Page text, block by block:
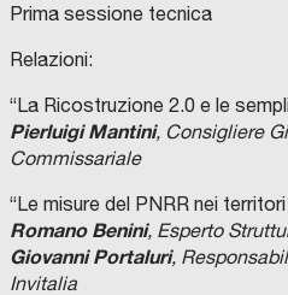
Prima sessione tecnica
Relazioni:
“La Ricostruzione 2.0 e le
Pierluigi Mantini, Consigliere
Commissariale
“Le misure del PNRR nei
Romano Benini, Esperto
Giovanni Portaluri,
Invitalia